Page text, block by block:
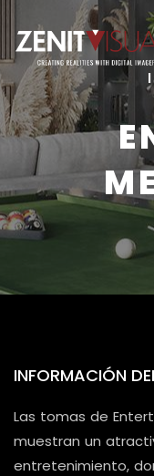
INFORMACIÓN
Las tomas de
muestran un
entretenimiento,